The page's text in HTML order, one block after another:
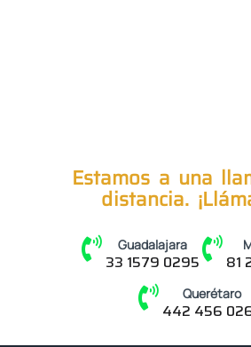
Estamos a una
distancia.
Guadalajara
33 1579 0295 81
Querétaro
442 456